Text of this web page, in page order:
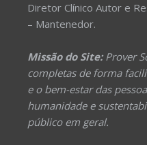
Diretor Clínico Autor e
– Mantenedor.
Missão do Site:Prover
completas de forma
e o bem-estar das
humanidade e
público em geral.